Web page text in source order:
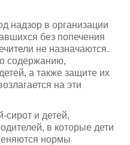
надзор в организации
без попечения
не назначаются.
содержанию,
а также защите их
на эти
сирот и детей,
в которые дети
нормы